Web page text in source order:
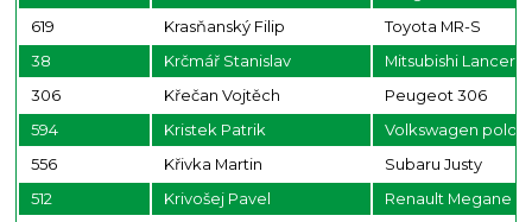
619
Krasňanský Filip
Toyota MR-S
38
Krčmář Stanislav
Mitsubishi Lancer
306
Křečan Vojtěch
Peugeot 306
594
Kristek Patrik
Volkswagen polo
556
Křivka Martin
Subaru Justy
512
Krivošej Pavel
Renault Megane